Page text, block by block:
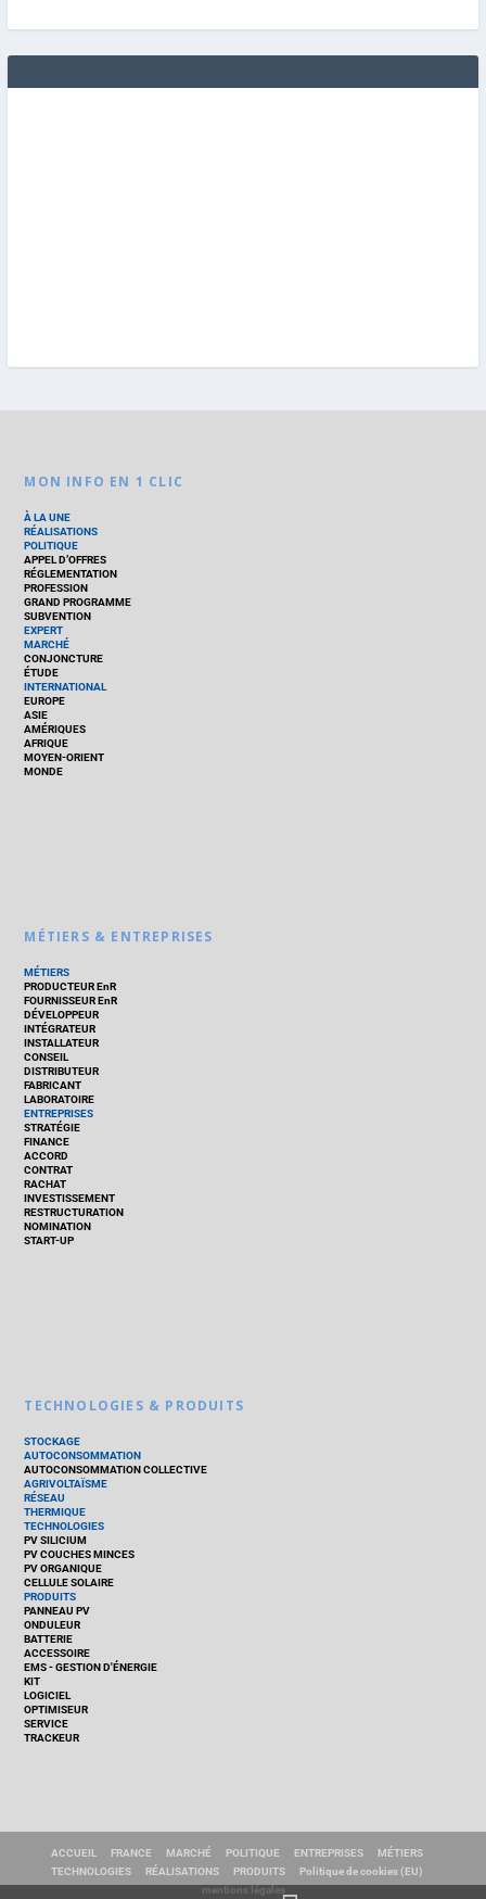
MON INFO EN 1 CLIC
À LA UNE
RÉALISATIONS
POLITIQUE
APPEL D’OFFRES
RÉGLEMENTATION
PROFESSION
GRAND PROGRAMME
SUBVENTION
EXPERT
MARCHÉ
CONJONCTURE
ÉTUDE
INTERNATIONAL
EUROPE
ASIE
AMÉRIQUES
AFRIQUE
MOYEN-ORIENT
MONDE
MÉTIERS & ENTREPRISES
MÉTIERS
PRODUCTEUR EnR
FOURNISSEUR EnR
DÉVELOPPEUR
INTÉGRATEUR
INSTALLATEUR
CONSEIL
DISTRIBUTEUR
FABRICANT
LABORATOIRE
ENTREPRISES
STRATÉGIE
FINANCE
ACCORD
CONTRAT
RACHAT
INVESTISSEMENT
RESTRUCTURATION
NOMINATION
START-UP
TECHNOLOGIES & PRODUITS
STOCKAGE
AUTOCONSOMMATION
AUTOCONSOMMATION COLLECTIVE
AGRIVOLTAÏSME
RÉSEAU
THERMIQUE
TECHNOLOGIES
PV SILICIUM
PV COUCHES MINCES
PV ORGANIQUE
CELLULE SOLAIRE
PRODUITS
PANNEAU PV
ONDULEUR
BATTERIE
ACCESSOIRE
EMS - GESTION D'ÉNERGIE
KIT
LOGICIEL
OPTIMISEUR
SERVICE
TRACKEUR
ACCUEIL FRANCE MARCHÉ POLITIQUE ENTREPRISES
MÉTIERS
TECHNOLOGIES
RÉALISATIONS PRODUITS
Politique de cookies (EU)
mentions légales